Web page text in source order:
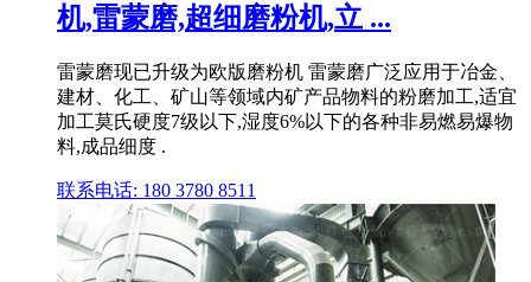
机,雷蒙磨,超细磨粉机,立 ...
雷蒙磨现已升级为欧版磨粉机 雷蒙磨广泛应用于冶金、
建材、化工、矿山等领域内矿产品物料的粉磨加工,适宜
加工莫氏硬度7级以下,湿度6%以下的各种非易燃易爆物
料,成品细度 .
联系电话: 180 3780 8511